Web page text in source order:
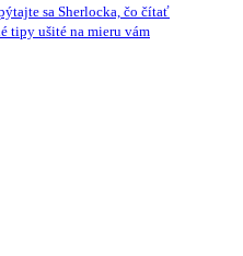
sa Sherlocka, čo čítať
tipy ušité na mieru vám